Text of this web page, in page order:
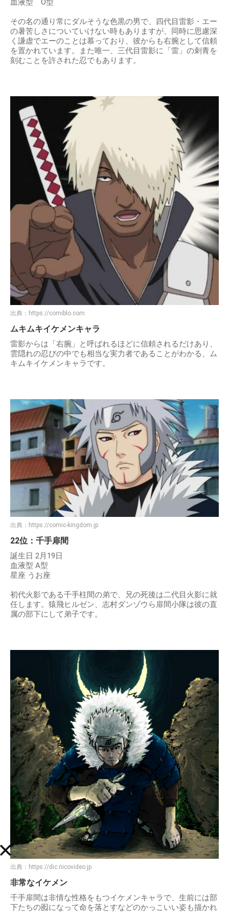
血液型 O型
その名の通り常にダルそうな色黒の男で、四代目雷影・エー
の暑苦しさについていけない時もありますが、同時に思慮深
く謙虚でエーのことは慕っており、彼からも右腕として信頼
を置かれています。また唯一、三代目雷影に「雷」の刺青を
刻むことを許された忍でもあります。
出典： https://comiblo.com
ムキムキイケメンキャラ
雷影からは「右腕」と呼ばれるほどに信頼されるだけあり、
雲隠れの忍びの中でも相当な実力者であることがわかる、ム
キムキイケメンキャラです。
出典： https://comic-kingdom.jp
22位：千手扉間
誕生日 2月19日
血液型 A型
星座 うお座
初代火影である千手柱間の弟で、兄の死後は二代目火影に就
任します。猿飛ヒルゼン、志村ダンゾウら扉間小隊は彼の直
属の部下にして弟子です。
出典： https://dic.nicovideo.jp
非常なイケメン
千手扉間は非情な性格をもつイケメンキャラで、生前には部
下たちの囮になって命を落とすなどのかっこいい姿も描かれ